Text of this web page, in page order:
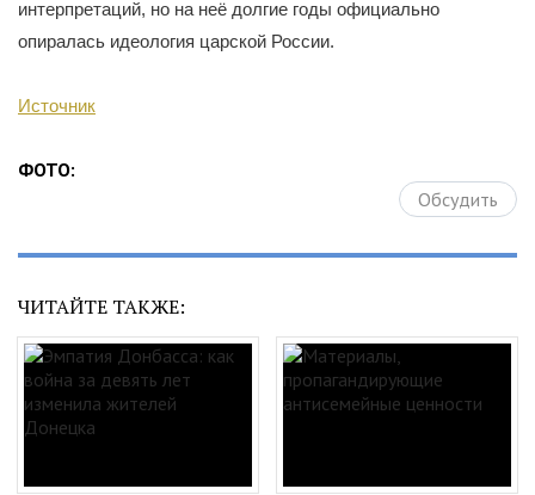
интерпретаций, но на неё долгие годы официально
опиралась идеология царской России.
Источник
ФОТО:
Обсудить
ЧИТАЙТЕ ТАКЖЕ: